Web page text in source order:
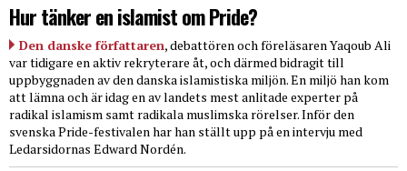
Hur tänker en islamist om Pride?
Den danske författaren, debattören och föreläsaren Yaqoub Ali
var tidigare en aktiv rekryterare åt, och därmed bidragit till
uppbyggnaden av den danska islamistiska miljön. En miljö han kom
att lämna och är idag en av landets mest anlitade experter på
radikal islamism samt radikala muslimska rörelser. Inför den
svenska Pride-festivalen har han ställt upp på en intervju med
Ledarsidornas Edward Nordén.